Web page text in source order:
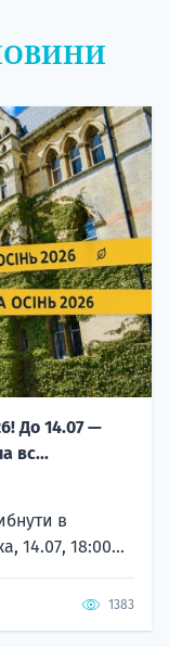
До 14.07 —
вс...
в
14.07, 18:00...
1383